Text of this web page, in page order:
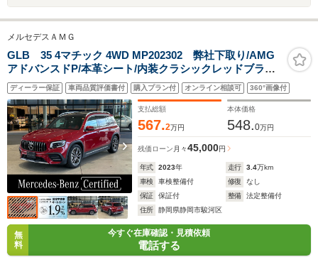
メルセデスＡＭＧ
GLB 35 4マチック 4WD MP202302 弊社下取り/AMG
アドバンスドP/本革シート/内装クラシックレッドブラッ
ク/パノラマサンルーフ/前後純正ドラレコ/電動トランク/
メモリ付電動シート/アンビエントライト/ヘッドアップデ
ィスプレイ/シートヒーター/禁煙
ディーラー保証 車両品質評価書付 購入プラン付 オンライン相談可 360°画像付
支払総額
567.2万円
本体価格
548.0万円
残価ローン 月々45,000円
年式 2023年 走行 3.4万km
車検
車検整備付 修復
なし
保証
保証付 整備
法定整備付
住所
静岡県静岡市駿河区
無
料
今すぐ在庫確認・見積依頼
電話する